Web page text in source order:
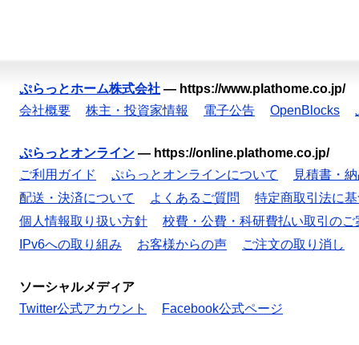
ぷらっとホーム株式会社 — https://www.plathome.co.jp/
会社概要
株主・投資家情報 電子公告 OpenBlocks
ぷらっとオンライン — https://online.plathome.co.jp/
ご利用ガイド
ぷらっとオンラインについて
見積書・
配送・決済について
よくあるご質問
特定商取引法に
個人情報取り扱い方針
校費・公費・科研費払い取引のご
IPv6への取り組み
お客様からの声 ご注文の取り消し
ソーシャルメディア
Twitter公式アカウント
Facebook公式ページ